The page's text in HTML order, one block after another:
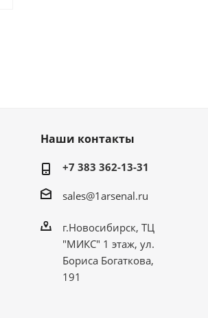
Наши контакты
+7 383 362-13-31
sales@1arsenal.ru
г.Новосибирск, ТЦ
"МИКС" 1 этаж, ул.
Бориса Богаткова,
191